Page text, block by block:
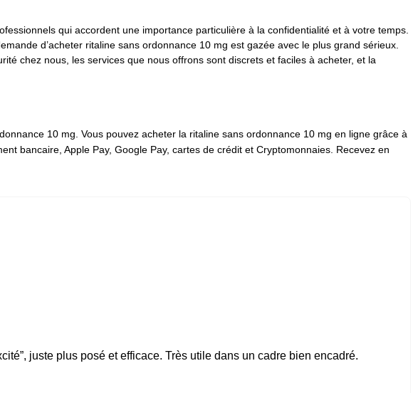
qui accordent une importance particulière à la confidentialité et à votre temps.
d’acheter ritaline sans ordonnance 10 mg est gazée avec le plus grand sérieux.
chez nous, les services que nous offrons sont discrets et faciles à acheter, et la
10 mg. Vous pouvez acheter la ritaline sans ordonnance 10 mg en ligne grâce à
bancaire , Apple Pay, Google Pay, cartes de crédit et Cryptomonnaies. Recevez en
juste plus posé et efficace. Très utile dans un cadre bien encadré.